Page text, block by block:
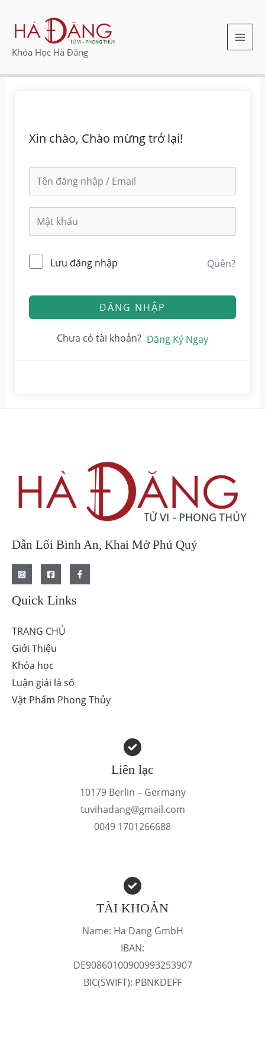
dung
Khóa Học Hà Đăng
Xin chào, Chào mừng trở lại!
Lưu đăng nhập Quên?
ĐĂNG NHẬP
Chưa có tài khoản? Đăng Ký Ngay
Dẫn Lối Bình An, Khai Mở Phú Quý
Quick Links
TRANG CHỦ
Giới Thiệu
Khóa học
Luận giải lá số
Vật Phẩm Phong Thủy
Liên lạc
10179 Berlin – Germany
tuvihadang@gmail.com
0049 1701266688
TÀI KHOẢN
Name: Ha Dang GmbH
IBAN:
DE90860100900993253907
BIC(SWIFT): PBNKDEFF